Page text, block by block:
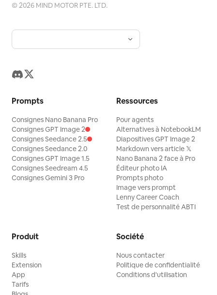
©2026 MIND MOTOR PTE. LTD.
Prompts
Consignes Nano Banana Pro
Consignes GPT Image 2
Consignes Seedance 2.5
Consignes Seedance 2.0
Consignes GPT Image 1.5
Consignes Seedream 4.5
Consignes Gemini 3 Pro
Ressources
Pour agents
Alternatives à NotebookLM
Diapositives GPT Image 2
Markdown vers article 𝕏
Nano Banana 2 face à Pro
Éditeur photo IA
Prompts photo
Image vers prompt
Lenny Career Coach
Test de personnalité ABTI
Produit
Skills
Extension
App
Tarifs
Société
Nous contacter
Politique de confidentialité
Conditions d'utilisation